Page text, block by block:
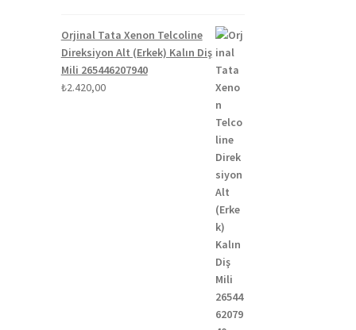
Orjinal Tata Xenon Telcoline
Direksiyon Alt (Erkek) Kalın Diş
Mili 265446207940
₺2.420,00